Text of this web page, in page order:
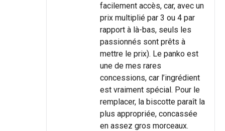
facilement accès, car, avec un
prix multiplié par 3 ou 4 par
rapport à là-bas, seuls les
passionnés sont prêts à
mettre le prix). Le panko est
une de mes rares
concessions, car l’ingrédient
est vraiment spécial. Pour le
remplacer, la biscotte paraît la
plus appropriée, concassée
en assez gros morceaux.